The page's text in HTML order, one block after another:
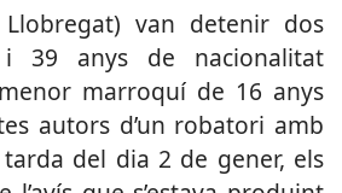
van detenir dos
39 anys de nacionalitat
marroquí de 16 anys
autors d’un robatori amb
del dia 2 de gener, els